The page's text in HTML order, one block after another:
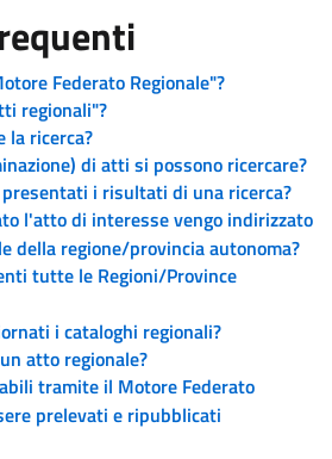
Federato Regionale"?
regionali"?
la ricerca?
di atti si possono ricercare?
i risultati di una ricerca?
l'atto di interesse vengo indirizzato
della regione/provincia autonoma?
tutte le Regioni/Province
i cataloghi regionali?
atto regionale?
tramite il Motore Federato
prelevati e ripubblicati